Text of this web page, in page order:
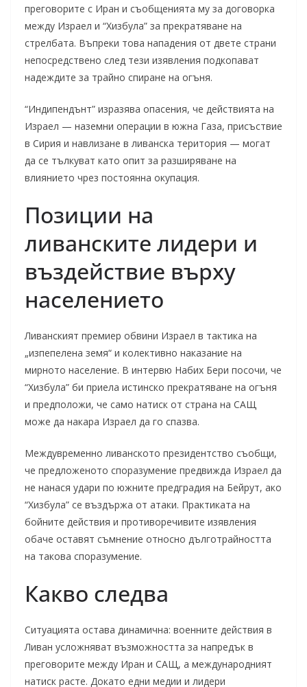
преговорите с Иран и съобщенията му за договорка
между Израел и “Хизбула” за прекратяване на
стрелбата. Въпреки това нападения от двете страни
непосредствено след тези изявления подкопават
надеждите за трайно спиране на огъня.
“Индипендънт” изразява опасения, че действията на
Израел — наземни операции в южна Газа, присъствие
в Сирия и навлизане в ливанска територия — могат
да се тълкуват като опит за разширяване на
влиянието чрез постоянна окупация.
Позиции на
ливанските лидери и
въздействие върху
населението
Ливанският премиер обвини Израел в тактика на
„изпепелена земя“ и колективно наказание на
мирното население. В интервю Набих Бери посочи, че
“Хизбула” би приела истинско прекратяване на огъня
и предположи, че само натиск от страна на САЩ
може да накара Израел да го спазва.
Междувременно ливанското президентство съобщи,
че предложеното споразумение предвижда Израел да
не нанася удари по южните предградия на Бейрут, ако
“Хизбула” се въздържа от атаки. Практиката на
бойните действия и противоречивите изявления
обаче оставят съмнение относно дълготрайността
на такова споразумение.
Какво следва
Ситуацията остава динамична: военните действия в
Ливан усложняват възможността за напредък в
преговорите между Иран и САЩ, а международният
натиск расте. Докато едни медии и лидери